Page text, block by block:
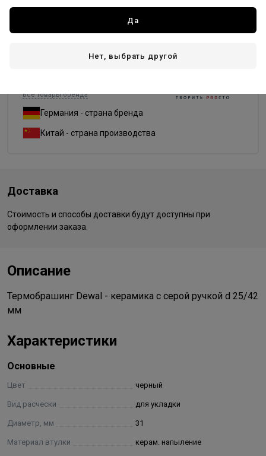
Форма
изогнутая
круг овал прямая
Все товары бренда
Германия - страна бренда
Китай - страна производства
Доставка
Стоимость и способы доставки будут доступны при
оформлении заказа.
Описание
Термобрашинг Dewal - керамика с серой ручкой d 25/42
мм
Характеристики
Основные
Цвет черный
Вид расчески для укладки
Диаметр, мм 31
Материал втулки керам. напыление
Да
Нет, выбрать другой